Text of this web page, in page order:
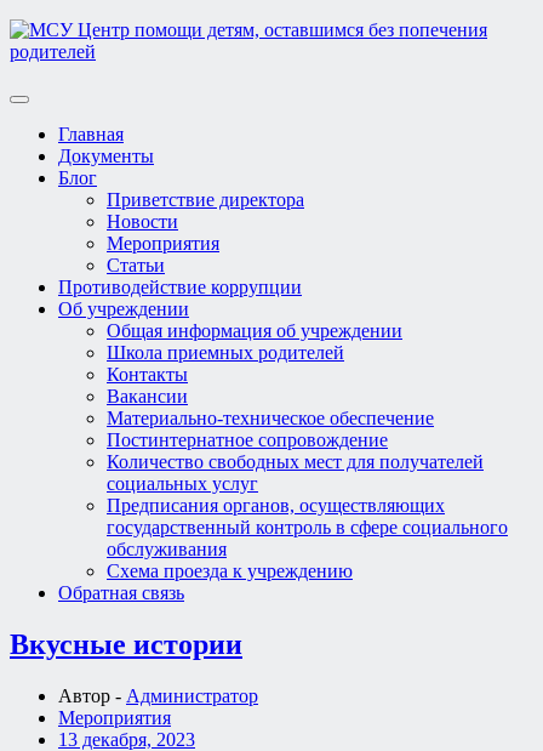
Toggle
navigationГлавная
Документы
Блог
Приветствие директора
Новости
Мероприятия
Статьи
Противодействие коррупции
Об учреждении
Общая информация об учреждении
Школа приемных родителей
Контакты
Вакансии
Материально-техническое обеспечение
Постинтернатное сопровождение
Количество свободных мест для получателей
социальных услуг
Предписания органов, осуществляющих
государственный контроль в сфере социального
обслуживания
Схема проезда к учреждению
Обратная связь
Вкусные истории
Автор - Администратор
Мероприятия
13 декабря, 2023